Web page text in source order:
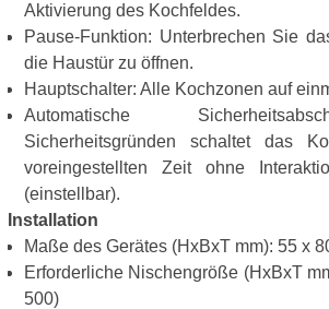
Aktivierung des Kochfeldes.
Pause-Funktion: Unterbrechen Sie
die Haustür zu öffnen.
Hauptschalter: Alle Kochzonen auf
Automatische
Sicherheitsgründen schaltet das
voreingestellten Zeit ohne
(einstellbar).
Installation
Maße des Gerätes (HxBxT mm): 55 x
Erforderliche Nischengröße (HxBxT
500)